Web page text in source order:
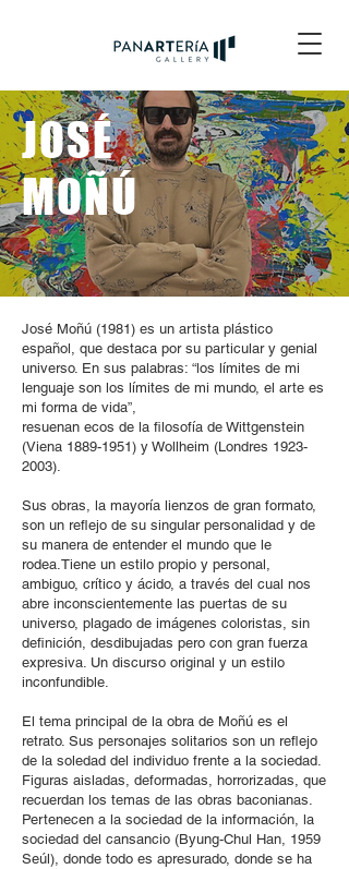
JOSÉ
MOÑÚ
José Moñú (1981) es un artista plástico
español, que destaca por su particular y genial
universo. En sus palabras: “los límites de mi
lenguaje son los límites de mi mundo, el arte es
mi forma de vida”,
resuenan ecos de la filosofía de Wittgenstein
(Viena 1889-1951) y Wollheim (Londres 1923-
2003).
Sus obras, la mayoría lienzos de gran formato,
son un reflejo de su singular personalidad y de
su manera de entender el mundo que le
rodea.Tiene un estilo propio y personal,
ambiguo, crítico y ácido, a través del cual nos
abre inconscientemente las puertas de su
universo, plagado de imágenes coloristas, sin
definición, desdibujadas pero con gran fuerza
expresiva. Un discurso original y un estilo
inconfundible.
El tema principal de la obra de Moñú es el
retrato. Sus personajes solitarios son un reflejo
de la soledad del individuo frente a la sociedad.
Figuras aisladas, deformadas, horrorizadas, que
recuerdan los temas de las obras baconianas.
Pertenecen a la sociedad de la información, la
sociedad del cansancio (Byung-Chul Han, 1959
Seúl), donde todo es apresurado, donde se ha